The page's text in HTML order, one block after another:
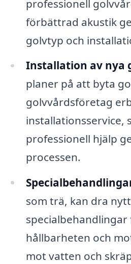
professionell
förbättrad akustik
golvtyp och
Installation av nya
planer på att byta
golvvårdsföretag
installationsservice,
professionell hjälp
processen.
som trä, kan dra
hållbarheten och
mot vatten och